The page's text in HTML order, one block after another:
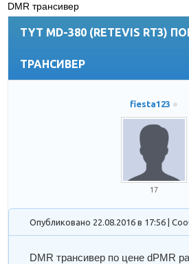
DMR трансивер
TYT MD-380 (RETEVIS RT3)
ТРАНСИВЕР
fiesta123
17
Опубликовано 22.08.2016 в 17:56 |
DMR трансивер по цене dPMR